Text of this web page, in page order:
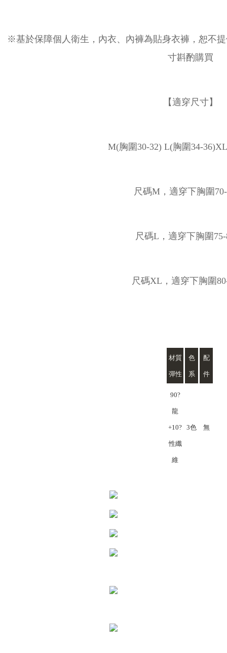
※基於保障個人衛生，內衣、內褲為貼身衣褲，恕不
寸斟酌購買
【適穿尺寸】
M(胸圍30-32) L(胸圍34-
尺碼M，適穿下胸圍
尺碼L，適穿下胸圍75-
尺碼XL，適穿下胸圍
材質
彈性
色
系
配
件
90?
龍
+10?
性纖
維
3色 無